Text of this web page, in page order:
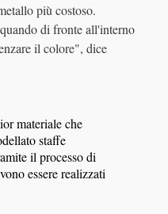
più costoso.
di fronte all'interno
il colore", dice
materiale che
staffe
il processo di
essere realizzati